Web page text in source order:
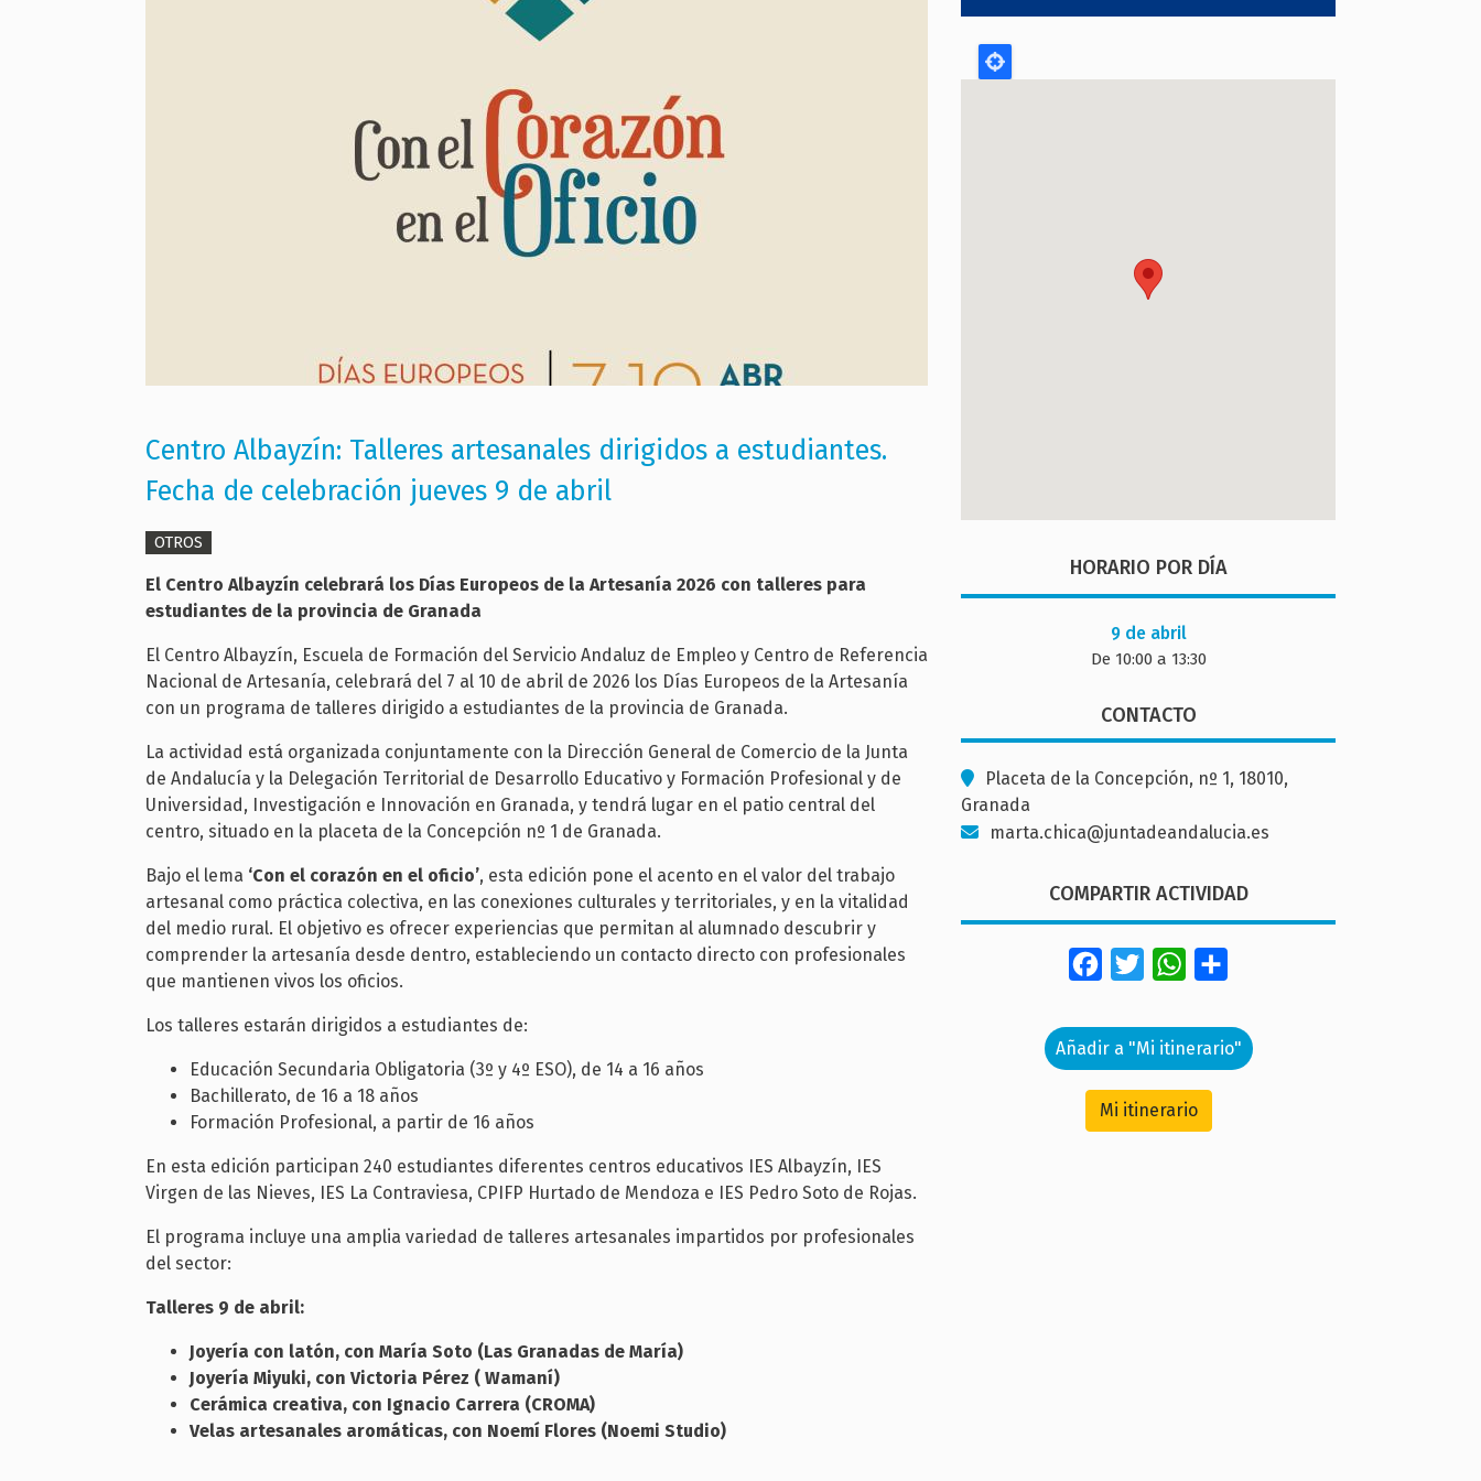
Centro Albayzín: Talleres artesanales dirigidos a estudiantes.
Fecha de celebración jueves 9 de abril
OTROS
El Centro Albayzín celebrará los Días Europeos de la Artesanía 2026 con talleres para
estudiantes de la provincia de Granada
El Centro Albayzín, Escuela de Formación del Servicio Andaluz de Empleo y Centro de Referencia
Nacional de Artesanía, celebrará del 7 al 10 de abril de 2026 los Días Europeos de la Artesanía
con un programa de talleres dirigido a estudiantes de la provincia de Granada.
La actividad está organizada conjuntamente con la Dirección General de Comercio de la Junta
de Andalucía y la Delegación Territorial de Desarrollo Educativo y Formación Profesional y de
Universidad, Investigación e Innovación en Granada, y tendrá lugar en el patio central del
centro, situado en la placeta de la Concepción nº 1 de Granada.
Bajo el lema ‘Con el corazón en el oficio’, esta edición pone el acento en el valor del trabajo
artesanal como práctica colectiva, en las conexiones culturales y territoriales, y en la vitalidad
del medio rural. El objetivo es ofrecer experiencias que permitan al alumnado descubrir y
comprender la artesanía desde dentro, estableciendo un contacto directo con profesionales
que mantienen vivos los oficios.
Los talleres estarán dirigidos a estudiantes de:
Educación Secundaria Obligatoria (3º y 4º ESO), de 14 a 16 años
Bachillerato, de 16 a 18 años
Formación Profesional, a partir de 16 años
En esta edición participan 240 estudiantes diferentes centros educativos IES Albayzín, IES
Virgen de las Nieves, IES La Contraviesa, CPIFP Hurtado de Mendoza e IES Pedro Soto de Rojas.
El programa incluye una amplia variedad de talleres artesanales impartidos por profesionales
del sector:
Talleres 9 de abril:
Joyería con latón, con María Soto (Las Granadas de María)
Joyería Miyuki, con Victoria Pérez ( Wamaní)
Cerámica creativa, con Ignacio Carrera (CROMA)
Velas artesanales aromáticas, con Noemí Flores (Noemi Studio)
HORARIO POR DÍA
9 de abril
De 10:00 a 13:30
CONTACTO
Placeta de la Concepción, nº 1, 18010,
Granada
marta.chica@juntadeandalucia.es
COMPARTIR ACTIVIDAD
Facebook
Twitter WhatsApp
Añadir a "Mi itinerario"
Mi itinerario